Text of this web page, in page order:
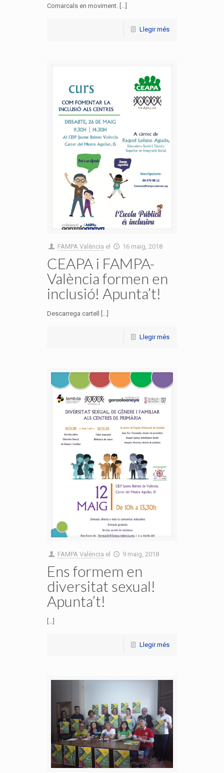
Comarcals en moviment. [...]
Llegir més
FAMPA València el 16 maig, 2018
CEAPA i FAMPA-
València formen en
inclusió! Apunta’t!
Descarrega cartell [...]
Llegir més
FAMPA València el 9 maig, 2018
Ens formem en
diversitat sexual!
Apunta’t!
[...]
Llegir més